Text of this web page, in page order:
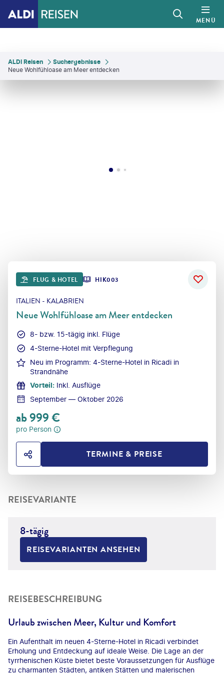
MENÜ
ALDI Reisen
Suchergebnisse
Neue Wohlfühloase am Meer entdecken
FLUG & HOTEL HIK003
ITALIEN - KALABRIEN
Neue Wohlfühloase am Meer entdecken
8- bzw. 15-tägig inkl. Flüge
4-Sterne-Hotel mit Verpflegung
Neu im Programm: 4-Sterne-Hotel in Ricadi in
Strandnähe
Vorteil: Inkl. Ausflüge
September — Oktober 2026
ab999€
pro Person
HOTEL TEILENTERMINE & PREISE
REISEVARIANTE
8-tägig
REISEVARIANTEN ANSEHEN
REISEBESCHREIBUNG
Urlaub zwischen Meer, Kultur und Komfort
Ein Aufenthalt im neuen 4-Sterne-Hotel in Ricadi verbindet
Erholung und Entdeckung auf ideale Weise. Die Lage an der
tyrrhenischen Küste bietet beste Voraussetzungen für Ausflüge
zu charmanten Städten, antiken Stätten und malerischen